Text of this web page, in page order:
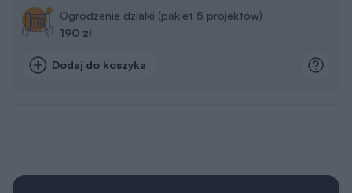
Ogrodzenie działki (pakiet 5 projektów)
190 zł
Dodaj do koszyka